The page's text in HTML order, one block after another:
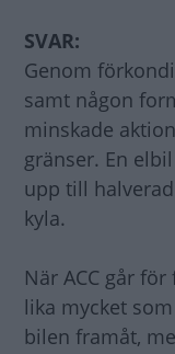
SVAR:
Genom
samt någon
minskade
gränser. En
upp till
kyla.
När ACC går
lika mycket
bilen framåt,